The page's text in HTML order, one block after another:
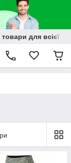
для всієї